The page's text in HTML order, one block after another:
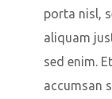
porta nisl,
aliquam
sed enim.
accumsan